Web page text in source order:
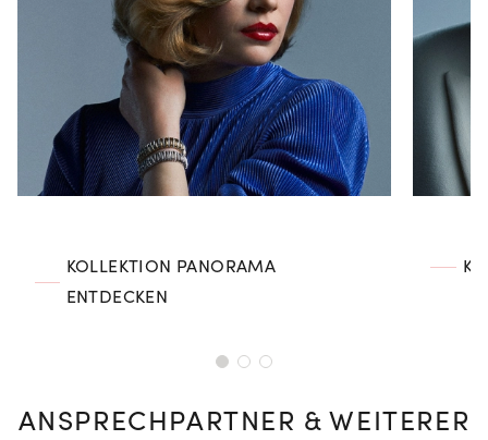
KOLLEKTION PANORAMA
ENTDECKEN
ANSPRECHPARTNER & WEITERER